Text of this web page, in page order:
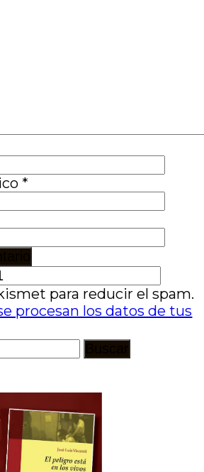
*
para reducir el spam.
procesan los datos de tus